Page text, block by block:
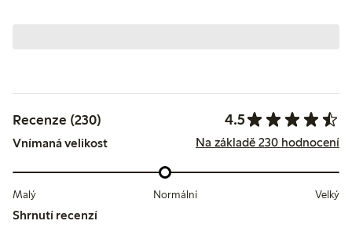
Recenze (230) 4.5
Vnímaná velikost Na základě 230 hodnocení
Malý Normální Velký
Shrnutí recenzí